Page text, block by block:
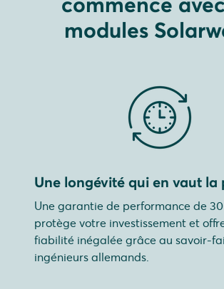
modules
Une longévité qui en vaut la
Une garantie de performance de
protège votre investissement et
fiabilité inégalée grâce au savoir-
ingénieurs allemands.